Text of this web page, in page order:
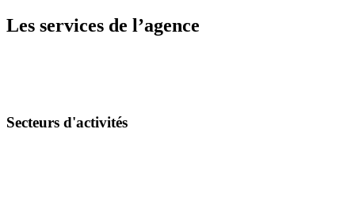
Les services de l’agence
Secteurs d'activités